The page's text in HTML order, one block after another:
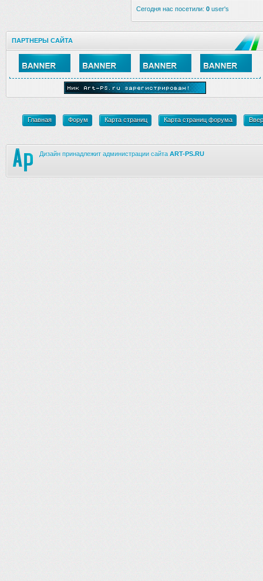
Сегодня нас посетили: 0 user's
ПАРТНЕРЫ САЙТА
Главная Форум Карта страниц Карта страниц форума
Дизайн принадлежит администрации сайта ART-PS.RU